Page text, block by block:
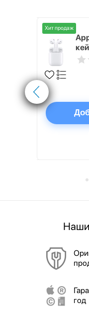
Хит продаж
год